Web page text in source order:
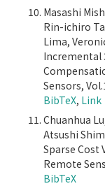
Masashi
Rin-ichiro
Lima,
Incremental
Sensors,
BibTeX, Link
Chuanhua
Atsushi
Sparse Cost
Remote
BibTeX